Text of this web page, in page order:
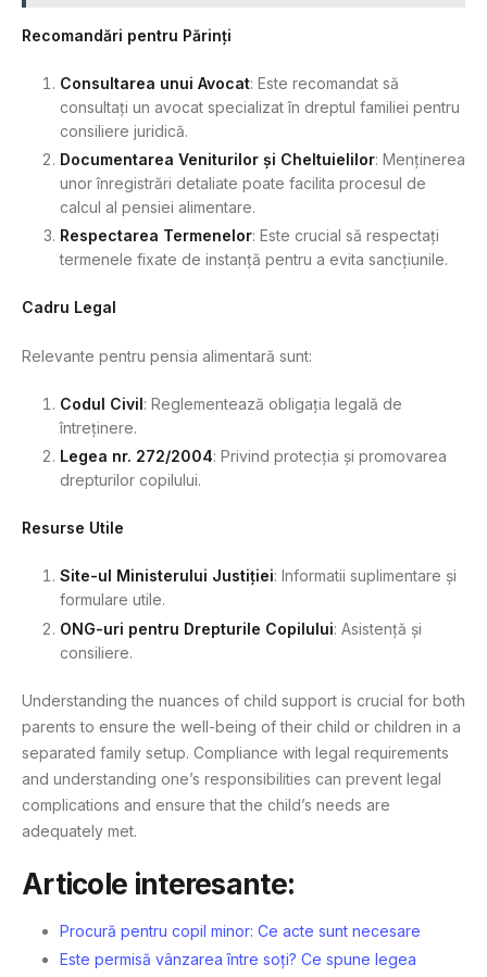
Recomandări pentru Părinți
Consultarea unui Avocat: Este recomandat să
consultați un avocat specializat în dreptul familiei pentru
consiliere juridică.
Documentarea Veniturilor și Cheltuielilor: Menținerea
unor înregistrări detaliate poate facilita procesul de
calcul al pensiei alimentare.
Respectarea Termenelor: Este crucial să respectați
termenele fixate de instanță pentru a evita sancțiunile.
Cadru Legal
Relevante pentru pensia alimentară sunt:
Codul Civil: Reglementează obligația legală de
întreținere.
Legea nr. 272/2004: Privind protecția și promovarea
drepturilor copilului.
Resurse Utile
Site-ul Ministerului Justiției: Informatii suplimentare și
formulare utile.
ONG-uri pentru Drepturile Copilului: Asistență și
consiliere.
Understanding the nuances of child support is crucial for both
parents to ensure the well-being of their child or children in a
separated family setup. Compliance with legal requirements
and understanding one’s responsibilities can prevent legal
complications and ensure that the child’s needs are
adequately met.
Articole interesante:
Procură pentru copil minor: Ce acte sunt necesare
Este permisă vânzarea între soți? Ce spune legea